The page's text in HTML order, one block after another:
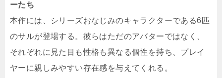
ーたち
本作には、シリーズおなじみのキャラクターである6匹
のサルが登場する。彼らはただのアバターではなく、
それぞれに見た目も性格も異なる個性を持ち、プレイ
ヤーに親しみやすい存在感を与えてくれる。